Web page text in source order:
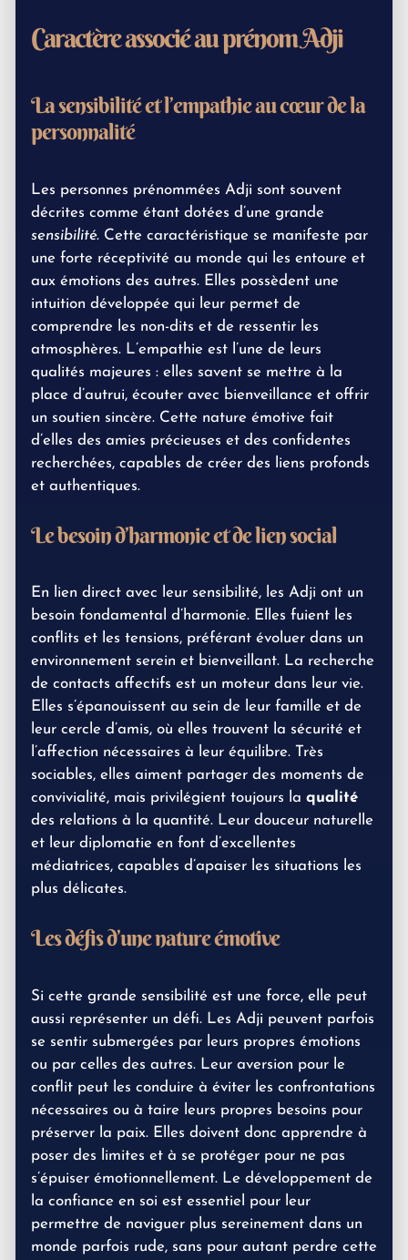
Caractère associé au prénom Adji
La sensibilité et l’empathie au cœur de la
personnalité
Les personnes prénommées Adji sont souvent
décrites comme étant dotées d’une grande
sensibilité. Cette caractéristique se manifeste par
une forte réceptivité au monde qui les entoure et
aux émotions des autres. Elles possèdent une
intuition développée qui leur permet de
comprendre les non-dits et de ressentir les
atmosphères. L’empathie est l’une de leurs
qualités majeures : elles savent se mettre à la
place d’autrui, écouter avec bienveillance et offrir
un soutien sincère. Cette nature émotive fait
d’elles des amies précieuses et des confidentes
recherchées, capables de créer des liens profonds
et authentiques.
Le besoin d’harmonie et de lien social
En lien direct avec leur sensibilité, les Adji ont un
besoin fondamental d’harmonie. Elles fuient les
conflits et les tensions, préférant évoluer dans un
environnement serein et bienveillant. La recherche
de contacts affectifs est un moteur dans leur vie.
Elles s’épanouissent au sein de leur famille et de
leur cercle d’amis, où elles trouvent la sécurité et
l’affection nécessaires à leur équilibre. Très
sociables, elles aiment partager des moments de
convivialité, mais privilégient toujours la qualité
des relations à la quantité. Leur douceur naturelle
et leur diplomatie en font d’excellentes
médiatrices, capables d’apaiser les situations les
plus délicates.
Les défis d’une nature émotive
Si cette grande sensibilité est une force, elle peut
aussi représenter un défi. Les Adji peuvent parfois
se sentir submergées par leurs propres émotions
ou par celles des autres. Leur aversion pour le
conflit peut les conduire à éviter les confrontations
nécessaires ou à taire leurs propres besoins pour
préserver la paix. Elles doivent donc apprendre à
poser des limites et à se protéger pour ne pas
s’épuiser émotionnellement. Le développement de
la confiance en soi est essentiel pour leur
permettre de naviguer plus sereinement dans un
monde parfois rude, sans pour autant perdre cette